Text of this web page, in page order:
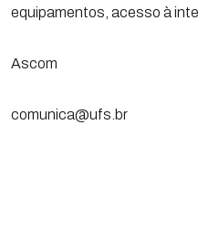
equipamentos, acesso à
Ascom
comunica@ufs.br